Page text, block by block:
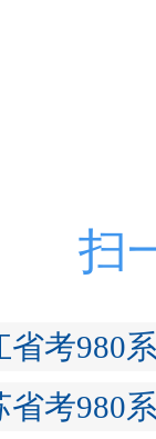
扫
省考980
省考980